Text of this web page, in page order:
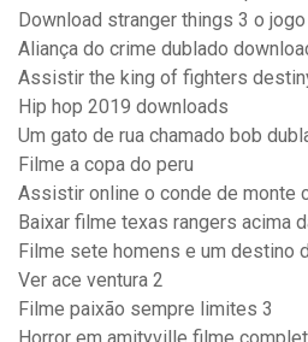
Download stranger things 3 o jogo
Aliança do crime dublado
Assistir the king of fighters
Hip hop 2019 downloads
Um gato de rua chamado bob
Filme a copa do peru
Assistir online o conde de monte
Baixar filme texas rangers acima
Filme sete homens e um destino
Ver ace ventura 2
Filme paixão sempre limites 3